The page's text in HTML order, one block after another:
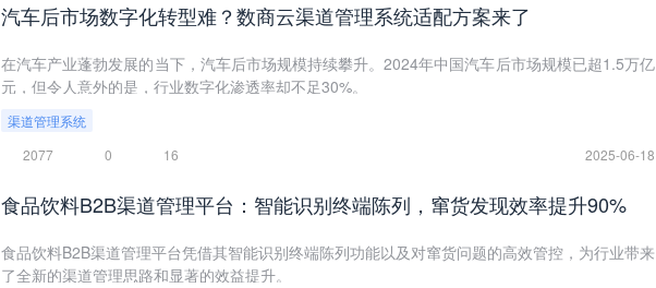
汽车后市场数字化转型难？数商云渠道管理系统适配方案来了
在汽车产业蓬勃发展的当下，汽车后市场规模持续攀升。2024年中国汽车后市场规模已超1.5万亿
元，但令人意外的是，行业数字化渗透率却不足30%。
渠道管理系统
2077
0 16 2025-06-18
食品饮料B2B渠道管理平台：智能识别终端陈列，窜货发现效率提升90%
食品饮料B2B渠道管理平台凭借其智能识别终端陈列功能以及对窜货问题的高效管控，为行业带来
了全新的渠道管理思路和显著的效益提升。